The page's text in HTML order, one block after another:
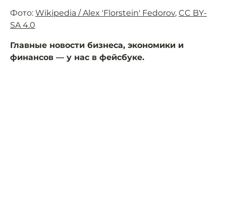
Фото: Wikipedia / Alex 'Florstein' Fedorov, CC BY-
SA 4.0
Главные новости бизнеса, экономики и
финансов — у нас в фейсбуке.